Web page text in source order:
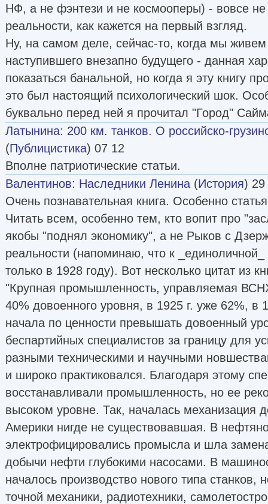
НФ, а не фэнтези и не космооперы) - вовсе не
реальности, как кажется на первый взгляд.
Ну, на самом деле, сейчас-то, когда мы
наступившего внезапно будущего - данная
показаться банальной, но когда я эту книгу
это был настоящий психологический шок.
буквально перед ней я прочитал "Город"
Латынина: 200 км. танков. О российско-
(Публицистика) 07 12
Вполне патриотические статьи.
Валентинов: Наследники Ленина (История) 29
Очень познавательная книга. Особенно
Читать всем, особенно тем, кто вопит про
якобы "поднял экономику", а не Рыков с
реальности (напоминаю, что к
только в 1928 году). Вот несколько цитат из
"Крупная промышленность, управляемая
40% довоенного уровня, в 1925 г. уже 62%, в
начала по ценности превышать довоенный
беспартийных специалистов за границу для
разными техническими и научными
и широко практиковался. Благодаря этому
восстанавливали промышленность, но ее
высоком уровне. Так, началась механизация
Америки нигде не существовавшая. В
электрофицировались промысла и шла
добычи нефти глубокими насосами. В
началось производство нового типа
точной механики, радиотехники,